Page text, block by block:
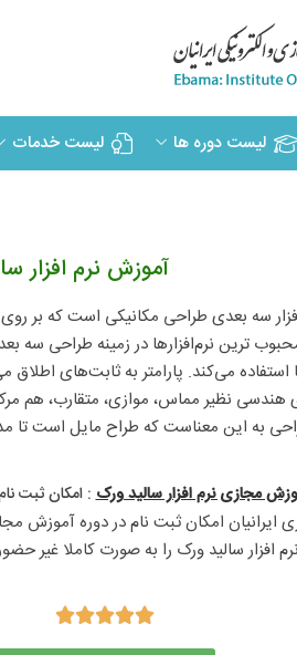
لیست دوره ها لیست خدمات
آموزش نرم افزار
سه بعدی طراحی مکانیکی است که بر
محبوب ترین نرم‌افزارها در زمینه طراحی سه
می‌کند. پارامتر به ثابت‌های
نظیر مماس، موازی، متقارب، هم
به این معناست که طراح مایل است تا
مجازی نرم افزار سالید ورک: امکان ثبت
افزار سالید ورک را به صورت کاملا غیر




